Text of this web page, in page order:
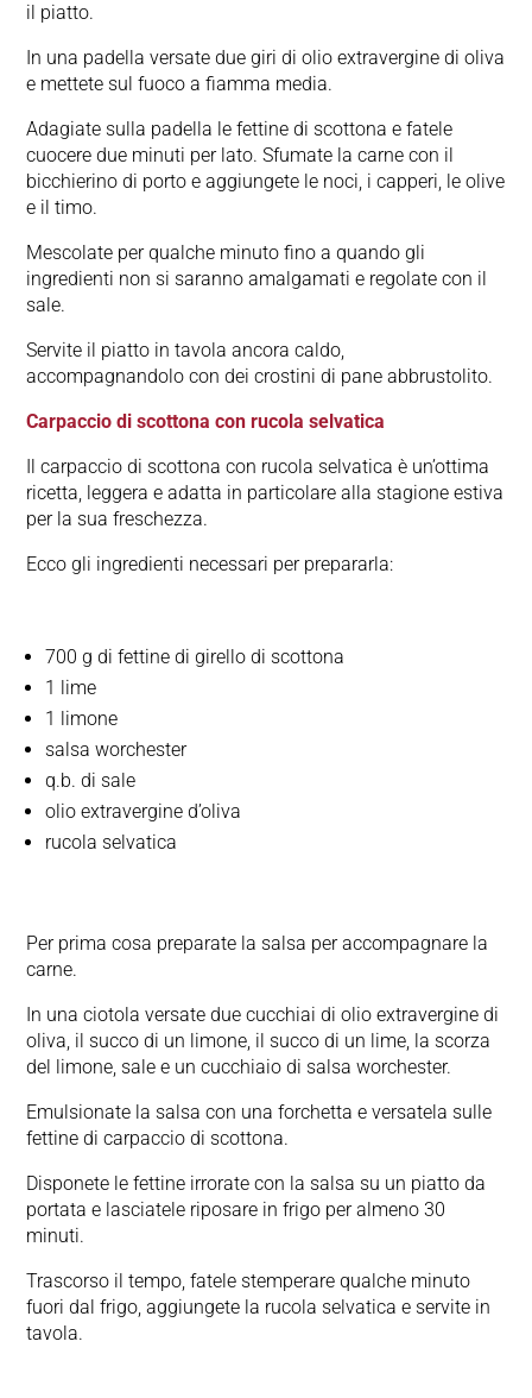
il piatto.
In una padella versate due giri di olio extravergine di oliva
e mettete sul fuoco a fiamma media.
Adagiate sulla padella le fettine di scottona e fatele
cuocere due minuti per lato. Sfumate la carne con il
bicchierino di porto e aggiungete le noci, i capperi, le olive
e il timo.
Mescolate per qualche minuto fino a quando gli
ingredienti non si saranno amalgamati e regolate con il
sale.
Servite il piatto in tavola ancora caldo,
accompagnandolo con dei crostini di pane abbrustolito.
Carpaccio di scottona con rucola selvatica
Il carpaccio di scottona con rucola selvatica è un’ottima
ricetta, leggera e adatta in particolare alla stagione estiva
per la sua freschezza.
Ecco gli ingredienti necessari per prepararla:
700 g di fettine di girello di scottona
1 lime
1 limone
salsa worchester
q.b. di sale
olio extravergine d’oliva
rucola selvatica
Per prima cosa preparate la salsa per accompagnare la
carne.
In una ciotola versate due cucchiai di olio extravergine di
oliva, il succo di un limone, il succo di un lime, la scorza
del limone, sale e un cucchiaio di salsa worchester.
Emulsionate la salsa con una forchetta e versatela sulle
fettine di carpaccio di scottona.
Disponete le fettine irrorate con la salsa su un piatto da
portata e lasciatele riposare in frigo per almeno 30
minuti.
Trascorso il tempo, fatele stemperare qualche minuto
fuori dal frigo, aggiungete la rucola selvatica e servite in
tavola.